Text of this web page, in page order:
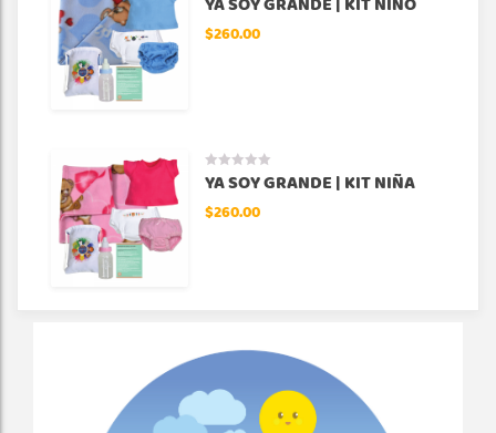
$455.00
$260.00
YA SOY GRANDE | KIT NIÑA
$260.00